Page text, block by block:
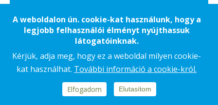
ADATKEZELÉSI TÁJÉKOZTATÓ
COOKIE TÁJÉKOZTATÓ
IMPRESSZUM
KAPCSOLAT
A weboldalon ún. cookie-kat használunk, hogy a
legjobb felhasználói élményt nyújthassuk
látogatóinknak.
Kérjük, adja meg, hogy ez a weboldal milyen cookie-
kat használhat. További információ a cookie-król.
Elfogadom Elutasítom